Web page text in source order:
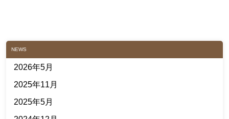
NEWS
2026年5月
2025年11月
2025年5月